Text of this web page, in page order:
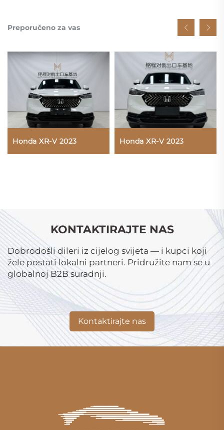
Preporučeno za vas
Honda XR-V 2023 Honda XR-V 2023
KONTAKTIRAJTE NAS
Dobrodošli dileri iz cijelog svijeta — i kupci koji
žele postati lokalni partneri. Pridružite nam se u
globalnoj B2B suradnji.
Kontaktirajte nas